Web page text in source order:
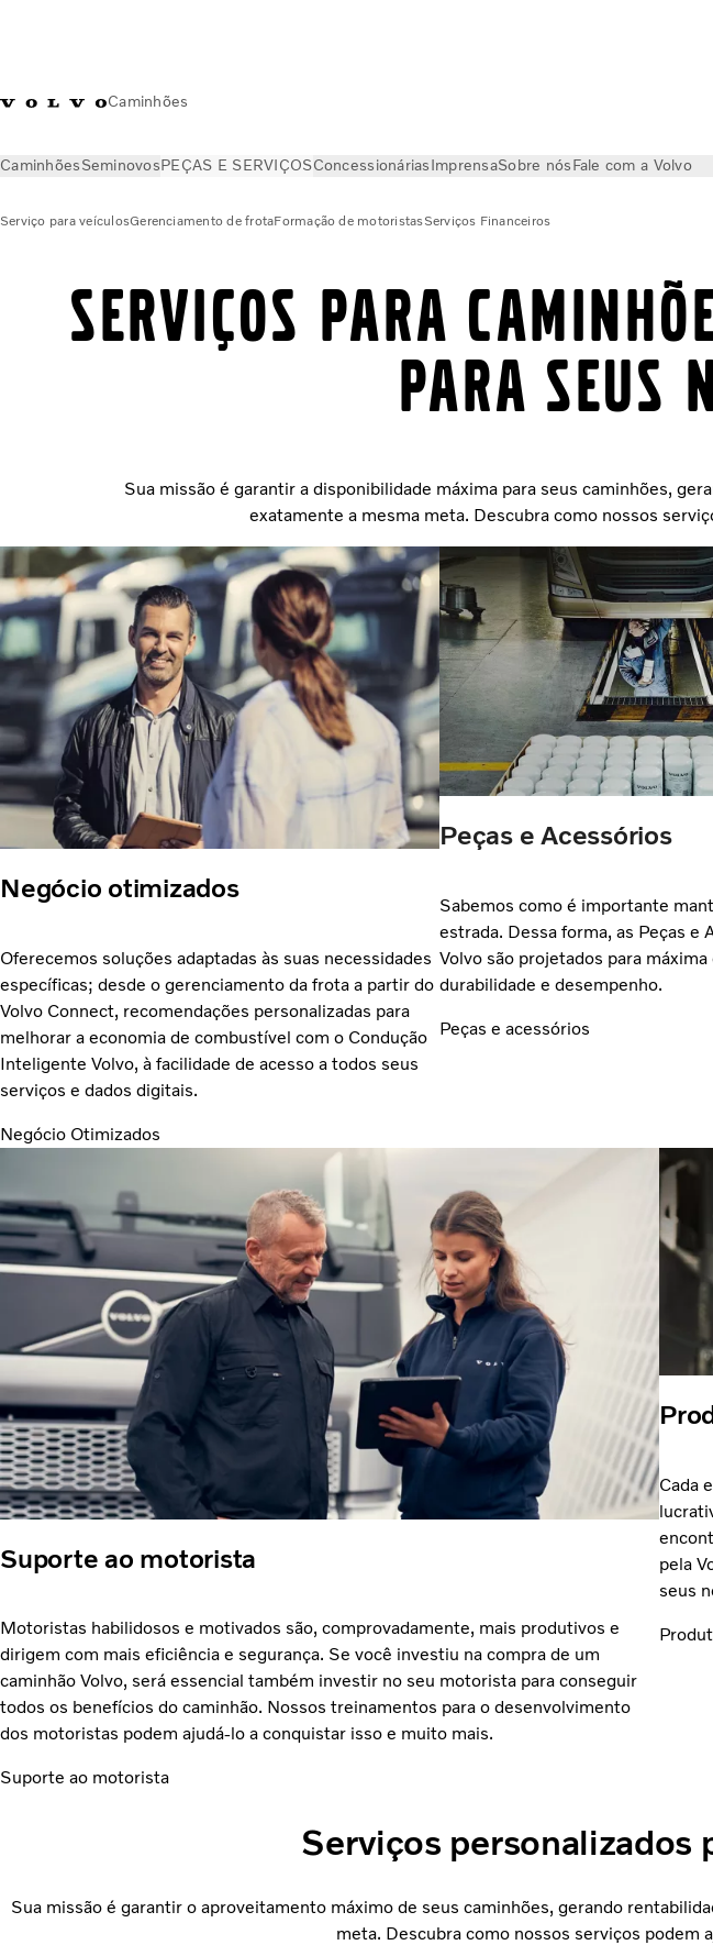
Caminhões
CaminhõesSeminovosPEÇAS E SERVIÇOSConcessionáriasImprensaSobre nósFale com a Volvo
Serviço para veículosGerenciamento de frotaFormação de motoristasServiços Financeiros
Serviços para
para seus
Sua missão é garantir a disponibilidade máxima para seus caminhões,
exatamente a mesma meta. Descubra como nossos
Negócio otimizados
Oferecemos soluções adaptadas às suas necessidades
específicas; desde o gerenciamento da frota a partir do
Volvo Connect, recomendações personalizadas para
melhorar a economia de combustível com o Condução
Inteligente Volvo, à facilidade de acesso a todos seus
serviços e dados digitais.
Negócio Otimizados
Peças e Acessórios
Sabemos como é importante
estrada. Dessa forma, as Peças e
Volvo são projetados para
durabilidade e desempenho.
Peças e acessórios
Suporte ao motorista
Motoristas habilidosos e motivados são, comprovadamente, mais produtivos e
dirigem com mais eficiência e segurança. Se você investiu na compra de um
caminhão Volvo, será essencial também investir no seu motorista para conseguir
todos os benefícios do caminhão. Nossos treinamentos para o desenvolvimento
dos motoristas podem ajudá-lo a conquistar isso e muito mais.
Suporte ao motorista
Cada
pela
seus
Serviços personalizados
Sua missão é garantir o aproveitamento máximo de seus caminhões, gerando
meta. Descubra como nossos serviços podem